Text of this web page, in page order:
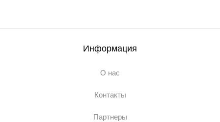
Информация
О нас
Контакты
Партнеры